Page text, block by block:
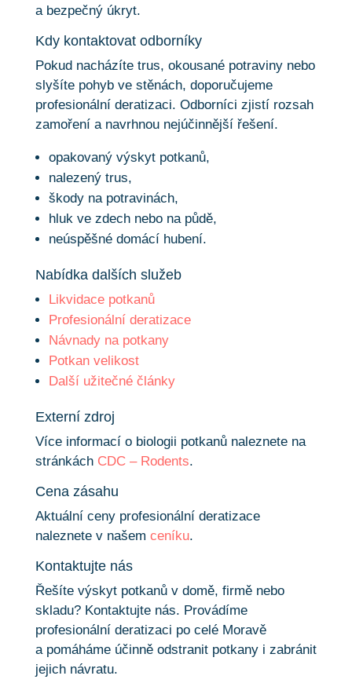
a bezpečný úkryt.
Kdy kontaktovat odborníky
Pokud nacházíte trus, okousané potraviny nebo
slyšíte pohyb ve stěnách, doporučujeme
profesionální deratizaci. Odborníci zjistí rozsah
zamoření a navrhnou nejúčinnější řešení.
opakovaný výskyt potkanů,
nalezený trus,
škody na potravinách,
hluk ve zdech nebo na půdě,
neúspěšné domácí hubení.
Nabídka dalších služeb
Likvidace potkanů
Profesionální deratizace
Návnady na potkany
Potkan velikost
Další užitečné články
Externí zdroj
Více informací o biologii potkanů naleznete na
stránkách CDC – Rodents.
Cena zásahu
Aktuální ceny profesionální deratizace
naleznete v našem ceníku.
Kontaktujte nás
Řešíte výskyt potkanů v domě, firmě nebo
skladu? Kontaktujte nás. Provádíme
profesionální deratizaci po celé Moravě
a pomáháme účinně odstranit potkany i zabránit
jejich návratu.